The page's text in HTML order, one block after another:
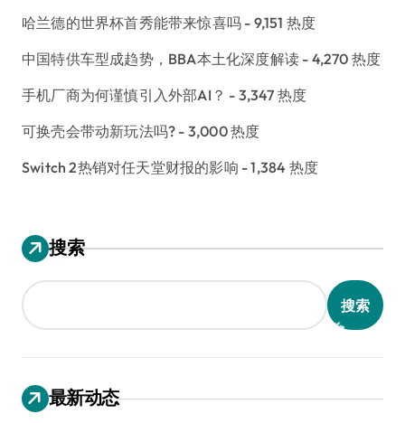
哈兰德的世界杯首秀能带来惊喜吗 - 9,151 热度
中国特供车型成趋势，BBA本土化深度解读 - 4,270 热度
手机厂商为何谨慎引入外部AI？ - 3,347 热度
可换壳会带动新玩法吗? - 3,000 热度
Switch 2热销对任天堂财报的影响 - 1,384 热度
搜索
搜索
最新动态